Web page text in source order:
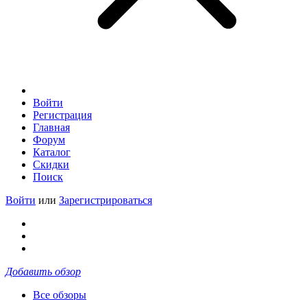
Войти
Регистрация
Главная
Форум
Каталог
Скидки
Поиск
Войти или Зарегистрироваться
Добавить обзор
Все обзоры